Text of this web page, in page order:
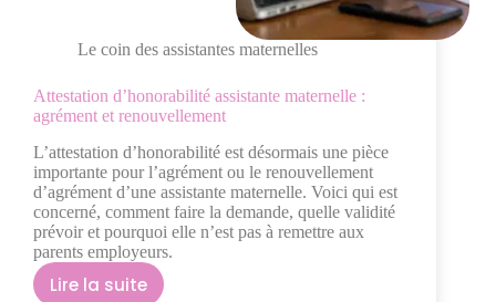
Le coin des assistantes maternelles
Attestation d’honorabilité assistante maternelle :
agrément et renouvellement
L’attestation d’honorabilité est désormais une pièce
importante pour l’agrément ou le renouvellement
d’agrément d’une assistante maternelle. Voici qui est
concerné, comment faire la demande, quelle validité
prévoir et pourquoi elle n’est pas à remettre aux
parents employeurs.
Lire la suite